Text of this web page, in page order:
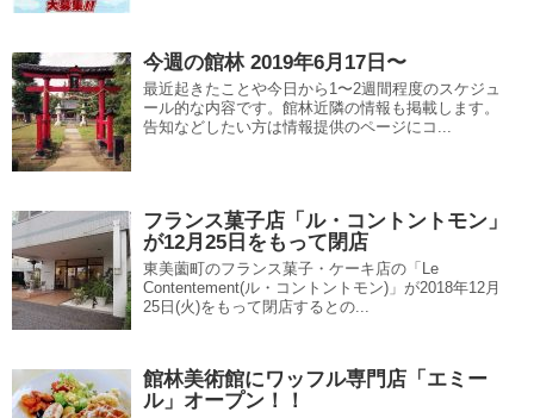
今週の館林 2019年6月17日〜
最近起きたことや今日から1〜2週間程度のスケジュ
ール的な内容です。館林近隣の情報も掲載します。
告知などしたい方は情報提供のページにコ...
フランス菓子店「ル・コントントモン」
が12月25日をもって閉店
東美薗町のフランス菓子・ケーキ店の「Le
Contentement(ル・コントントモン)」が2018年12月
25日(火)をもって閉店するとの...
館林美術館にワッフル専門店「エミー
ル」オープン！！